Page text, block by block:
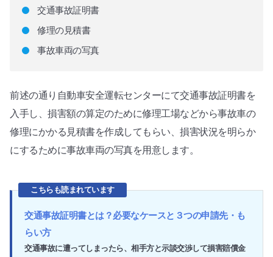
交通事故証明書
修理の見積書
事故車両の写真
前述の通り自動車安全運転センターにて交通事故証明書を
入手し、損害額の算定のために修理工場などから事故車の
修理にかかる見積書を作成してもらい、損害状況を明らか
にするために事故車両の写真を用意します。
こちらも読まれています
交通事故証明書とは？必要なケースと３つの申請先・も
らい方
交通事故に遭ってしまったら、相手方と示談交渉して損害賠償金